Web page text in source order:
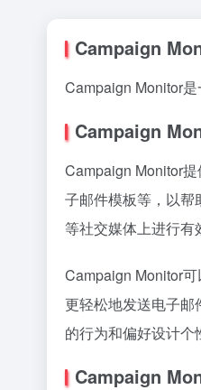
Campaign
Campaign Monitor
Campaign
Campaign Monitor
子邮件模板等，以帮
等社交媒体上进行有
Campaign Monitor
更轻松地发送电子
的行为和偏好设计个
Campaign